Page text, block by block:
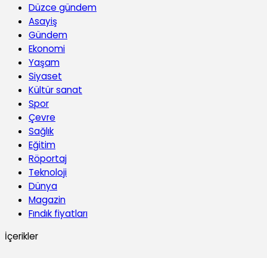
Düzce gündem
Asayiş
Gündem
Ekonomi
Yaşam
Siyaset
Kültür sanat
Spor
Çevre
Sağlık
Eğitim
Röportaj
Teknoloji
Dünya
Magazin
Fındık fiyatları
İçerikler